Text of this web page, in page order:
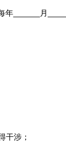
______月
干涉；